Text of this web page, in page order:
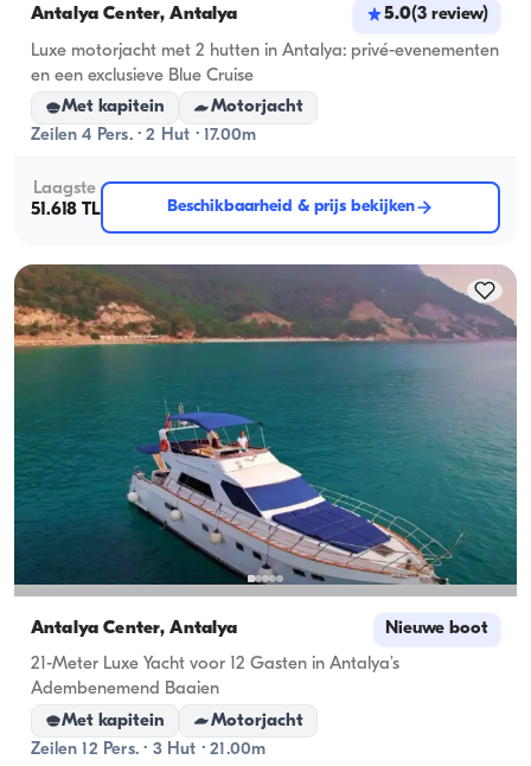
Antalya Center, Antalya 5.0(3 review)
Luxe motorjacht met 2 hutten in Antalya: privé-evenementen
en een exclusieve Blue Cruise
Met kapitein
Motorjacht
Zeilen 4 Pers. · 2 Hut · 17.00m
Laagste
51.618 TL
Beschikbaarheid & prijs bekijken
Antalya Center, Antalya Nieuwe boot
21-Meter Luxe Yacht voor 12 Gasten in Antalya’s
Adembenemend Baaien
Met kapitein
Motorjacht
Zeilen 12 Pers. · 3 Hut · 21.00m